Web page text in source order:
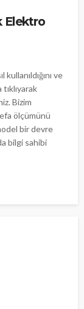
Elektro
ve
tıklıyarak
Bizim
ölçümünü
bir devre
bilgi sahibi